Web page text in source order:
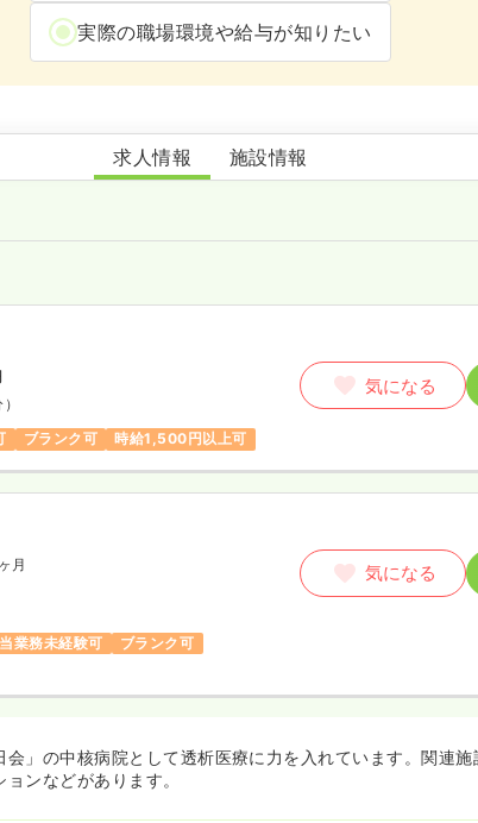
実際の職場環境や給与が知りたい
えいじんクリニック
求人情報 施設情報
ブランク可 時給1,500円以上可
気になる
月
業務未経験可
ブランク可
気になる
」の中核病院として透析医療に力を入れています。関連施
ンなどがあります。